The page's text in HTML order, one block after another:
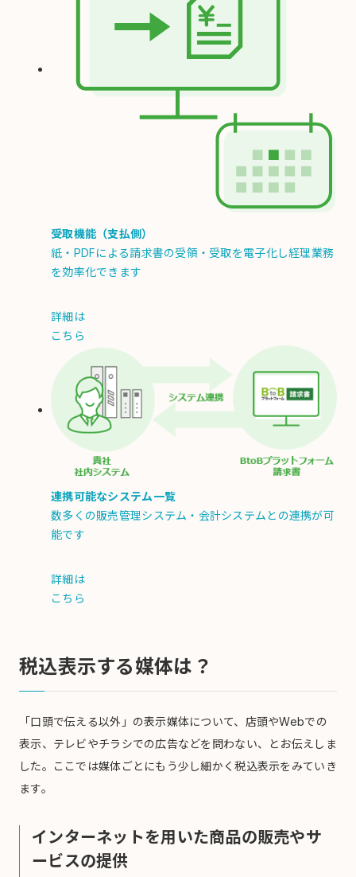
受取機能（支払側）
紙・PDFによる請求書の受領・受取を電子化し経理業務
を効率化できます
詳細は
こちら
連携可能なシステム一覧
数多くの販売管理システム・会計システムとの連携が可
能です
詳細は
こちら
税込表示する媒体は？
「口頭で伝える以外」の表示媒体について、店頭やWebでの
表示、テレビやチラシでの広告などを問わない、とお伝えしま
した。ここでは媒体ごとにもう少し細かく税込表示をみていき
ます。
インターネットを用いた商品の販売やサ
ービスの提供